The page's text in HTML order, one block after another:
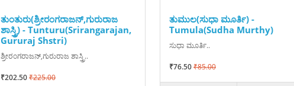
ತುಂತುರು(ಶ್ರೀರಂಗರಾಜನ್,ಗುರುರಾಜ
ಶಾಸ್ತ್ರಿ) - Tunturu(Srirangarajan,
Gururaj Shstri)
ಶ್ರೀರಂಗರಾಜನ್,ಗುರುರಾಜ ಶಾಸ್ತ್ರಿ..
₹202.50₹225.00
ತುಮುಲ(ಸುಧಾ ಮೂರ್ತಿ) -
Tumula(Sudha Murthy)
ಸುಧಾ ಮೂರ್ತಿ..
₹76.50₹85.00